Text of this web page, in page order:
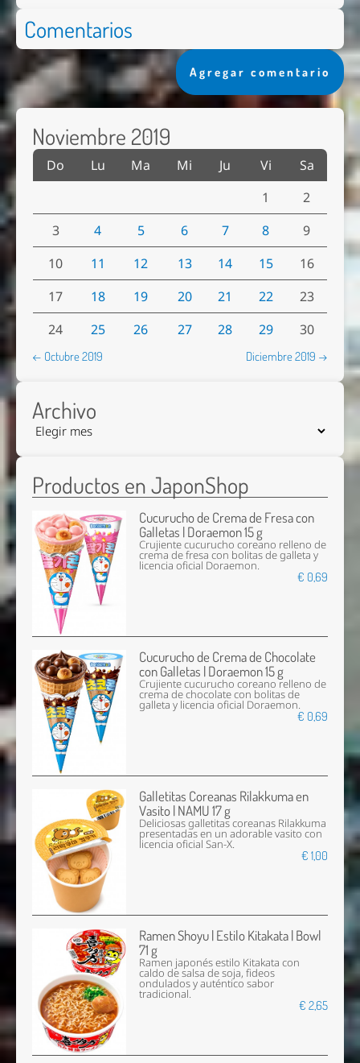
Comentarios
Agregar comentario
Noviembre 2019
Do Lu Ma Mi Ju Vi
Sa
1
2
3
4 5 6 7 8
9
10
11 12 13 14 15
16
17
18 19 20 21 22
23
24
25 26 27 28 29 30
← Octubre 2019 Diciembre 2019 →
Archivo
Productos en JaponShop
Cucurucho de Crema de Fresa con
Galletas | Doraemon 15 g
Crujiente cucurucho coreano relleno de
crema de fresa con bolitas de galleta y
licencia oficial Doraemon.
€ 0,69
Cucurucho de Crema de Chocolate
con Galletas | Doraemon 15 g
Crujiente cucurucho coreano relleno de
crema de chocolate con bolitas de
galleta y licencia oficial Doraemon.
€ 0,69
Galletitas Coreanas Rilakkuma en
Vasito | NAMU 17 g
Deliciosas galletitas coreanas Rilakkuma
presentadas en un adorable vasito con
licencia oficial San-X.
€ 1,00
Ramen Shoyu | Estilo Kitakata | Bowl
71 g
Ramen japonés estilo Kitakata con
caldo de salsa de soja, fideos
ondulados y auténtico sabor
tradicional.
€ 2,65